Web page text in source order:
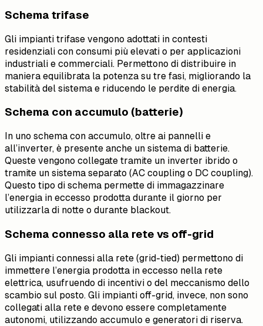
Schema trifase
Gli impianti trifase vengono adottati in contesti
residenziali con consumi più elevati o per applicazioni
industriali e commerciali. Permettono di distribuire in
maniera equilibrata la potenza su tre fasi, migliorando la
stabilità del sistema e riducendo le perdite di energia.
Schema con accumulo (batterie)
In uno schema con accumulo, oltre ai pannelli e
all’inverter, è presente anche un sistema di batterie.
Queste vengono collegate tramite un inverter ibrido o
tramite un sistema separato (AC coupling o DC coupling).
Questo tipo di schema permette di immagazzinare
l’energia in eccesso prodotta durante il giorno per
utilizzarla di notte o durante blackout.
Schema connesso alla rete vs off-grid
Gli impianti connessi alla rete (grid-tied) permettono di
immettere l’energia prodotta in eccesso nella rete
elettrica, usufruendo di incentivi o del meccanismo dello
scambio sul posto. Gli impianti off-grid, invece, non sono
collegati alla rete e devono essere completamente
autonomi, utilizzando accumulo e generatori di riserva.